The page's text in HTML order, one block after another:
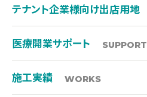
テナント企業様向け出店用地
医療開業サポート SUPPORT
施工実績 WORKS